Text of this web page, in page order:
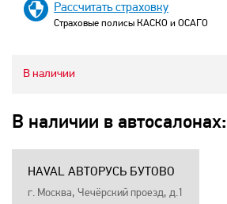
Рассчитать страховку
Страховые полисы КАСКО и ОСАГО
В наличии
В наличии в автосалонах:
HAVAL АВТОРУСЬ БУТОВО
г. Москва, Чечёрский проезд, д.1